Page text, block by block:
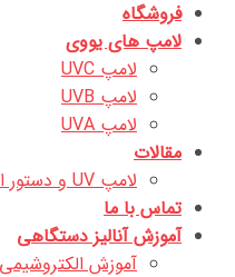
فروشگاه
لامپ های یووی
لامپ UVC
لامپ UVB
لامپ UVA
مقالات
لامپ UV و دستور العمل های کاربردی آن
تماس با ما
آموزش آنالیز دستگاهی
آموزش الکتروشیمی